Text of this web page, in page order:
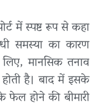
में स्पष्ट रूप से कहा
समस्या का कारण
मानसिक तनाव
होती है। बाद में इसके
होने की बीमारी